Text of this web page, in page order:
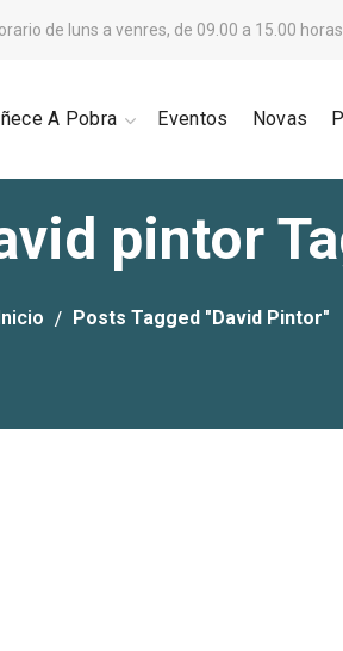
de luns a venres, de 09.00 a 15.00 horas
A Pobra Eventos Novas
pintor
Posts Tagged "david Pintor"